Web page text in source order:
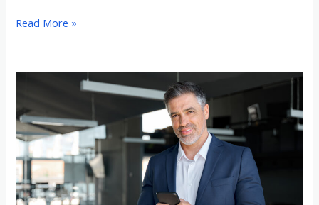
Read More »
e
construir
uma
carreira
de